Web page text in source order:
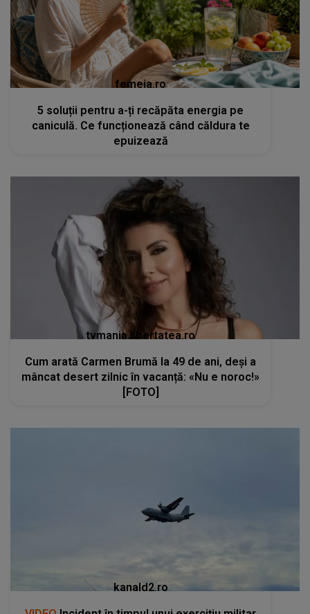
femeia.ro
5 soluții pentru a-ți recăpăta energia pe
caniculă. Ce funcționează când căldura te
epuizează
tvmania.libertatea.ro
Cum arată Carmen Brumă la 49 de ani, deși a
mâncat desert zilnic în vacanță: «Nu e noroc!»
[FOTO]
kanald2.ro